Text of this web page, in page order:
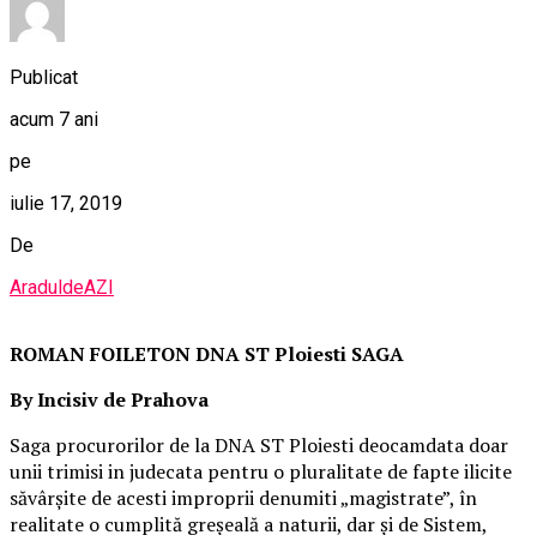
Publicat
acum 7 ani
pe
iulie 17, 2019
De
AraduldeAZI
ROMAN FOILETON DNA ST Ploiesti SAGA
By Incisiv de Prahova
Saga procurorilor de la DNA ST Ploiesti deocamdata doar
unii trimisi in judecata pentru o pluralitate de fapte ilicite
săvârşite de acesti improprii denumiti „magistrate”, în
realitate o cumplită greşeală a naturii, dar şi de Sistem,